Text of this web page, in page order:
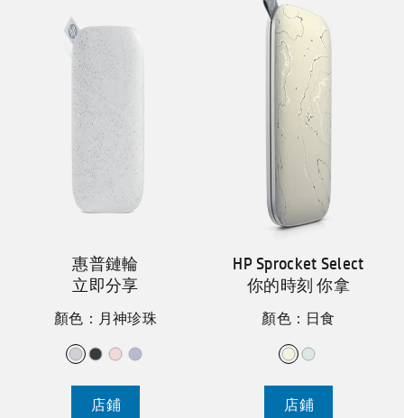
惠普鏈輪
立即分享
顏色：月神珍珠
店鋪
HP Sprocket Select
你的時刻 你拿
顏色：日食
店鋪